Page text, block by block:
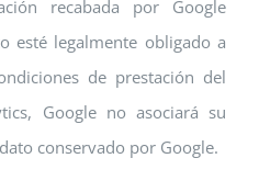
recabada por Google
esté legalmente obligado a
de prestación del
Google no asociará su
conservado por Google.